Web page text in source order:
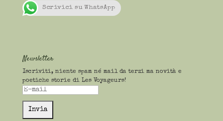
Scrivici su WhatsApp
Newsletter
Iscriviti, niente spam né mail da terzi ma novità e
poetiche storie di Les Voyageurs!